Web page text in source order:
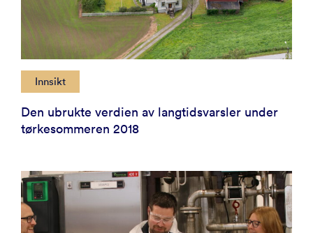
Innsikt
Den ubrukte verdien av langtidsvarsler under
tørkesommeren 2018